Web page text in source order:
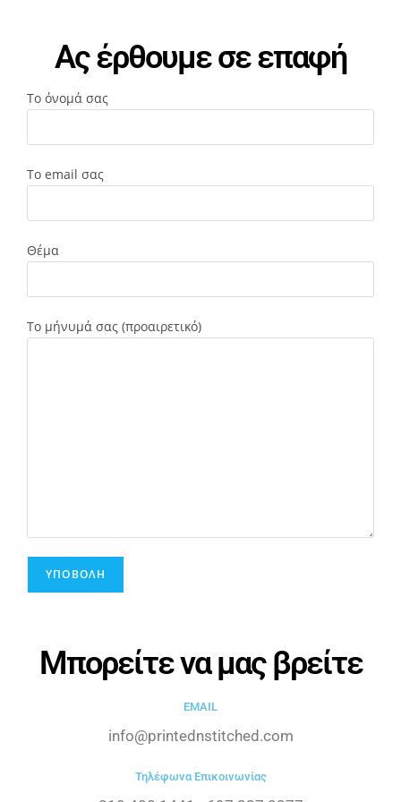
Μπορείτε να μας βρείτε
EMAIL
info@printednstitched.com
Τηλέφωνα Επικοινωνίας
Ας έρθουμε σε επαφή
Το όνομά σας
Το email σας
Θέμα
Το μήνυμά σας (προαιρετικό)